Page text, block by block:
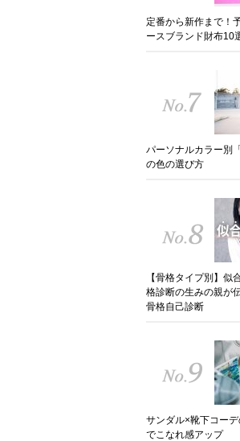
定番から新作まで！
ースブランド財布10
パーソナルカラー別
の色の選び方
【骨格タイプ別】似
格診断の生みの親が
骨格自己診断
サンダル×靴下コー
でこなれ感アップ